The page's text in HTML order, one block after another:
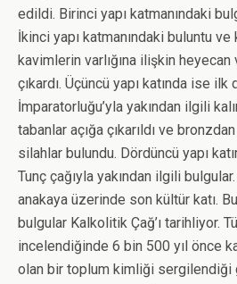
edildi. Birinci yapı katmanındaki
İkinci yapı katmanındaki buluntu ve
kavimlerin varlığına ilişkin
çıkardı. Üçüncü yapı katında ise
İmparatorluğu’yla yakından ilgili
tabanlar açığa çıkarıldı ve
silahlar bulundu. Dördüncü yapı
Tunç çağıyla yakından ilgili
anakaya üzerinde son kültür katı.
bulgular Kalkolitik Çağ’ı tarihliyor.
incelendiğinde 6 bin 500 yıl önce
olan bir toplum kimliği sergilendiği